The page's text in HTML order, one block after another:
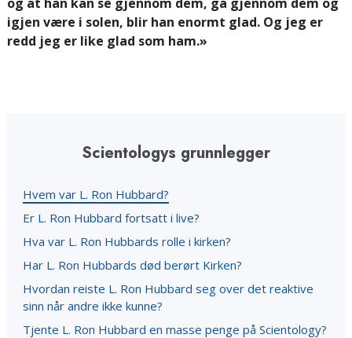
igjen være i solen, blir han enormt glad. Og jeg er
redd jeg er like glad som ham.»
Scientologys grunnlegger
Hvem var L. Ron Hubbard?
Er L. Ron Hubbard fortsatt i live?
Hva var L. Ron Hubbards rolle i kirken?
Har L. Ron Hubbards død berørt Kirken?
Hvordan reiste L. Ron Hubbard seg over det reaktive
sinn når andre ikke kunne?
Tjente L. Ron Hubbard en masse penge på Scientology?